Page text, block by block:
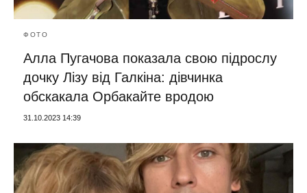
ФОТО
Алла Пугачова показала свою підрослу
дочку Лізу від Галкіна: дівчинка
обскакала Орбакайте вродою
31.10.2023 14:39